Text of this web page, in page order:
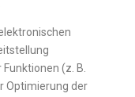
(z. B.
Optimierung der